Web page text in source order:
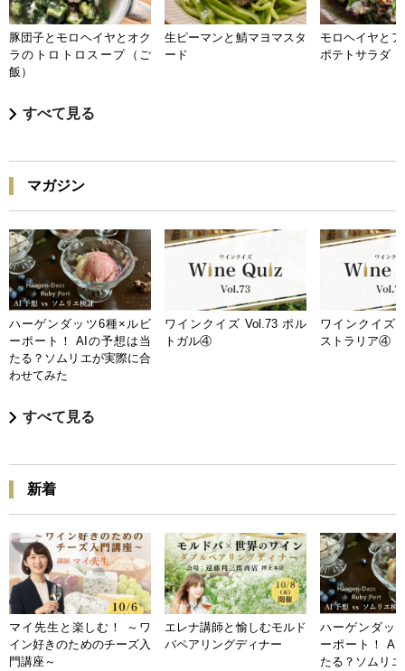
豚団子とモロヘイヤとオク
ラのトロトロスープ（ご
飯）
生ピーマンと鯖マヨマスタ
ード
モロヘイヤと
ポテトサラダ
すべて見る
マガジン
ハーゲンダッツ6種×ルビ
ーポート！ AIの予想は当
たる？ソムリエが実際に合
わせてみた
ワインクイズ Vol.73 ポル
トガル④
ワインクイズ
ストラリア④
すべて見る
新着
マイ先生と楽しむ！ ～ワ
イン好きのためのチーズ入
門講座～
エレナ講師と愉しむモルド
バペアリングディナー
ハーゲンダッ
ーポート！ AI
たる？ソムリ